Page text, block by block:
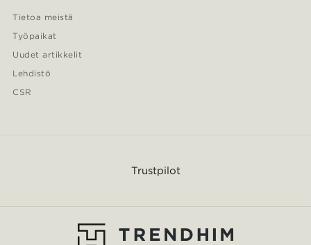
Tietoa meistä
Työpaikat
Uudet artikkelit
Lehdistö
CSR
Trustpilot